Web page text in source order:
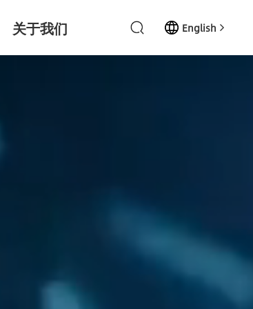
关于我们 English